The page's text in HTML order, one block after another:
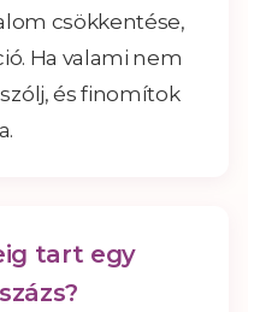
csökkentése,
Ha valami nem
és finomítok
tart egy